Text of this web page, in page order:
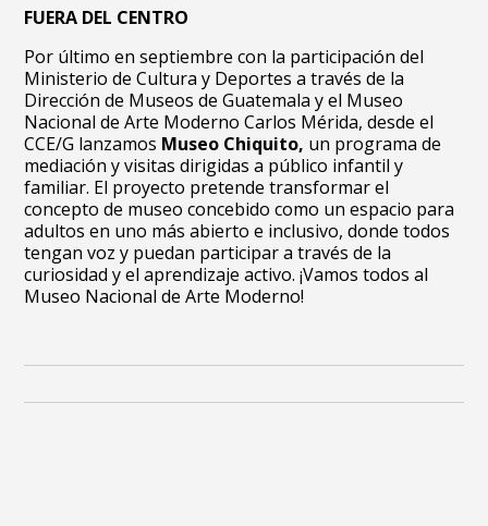
FUERA DEL CENTRO
Por último en septiembre con la participación del
Ministerio de Cultura y Deportes a través de la
Dirección de Museos de Guatemala y el Museo
Nacional de Arte Moderno Carlos Mérida, desde el
CCE/G lanzamos Museo Chiquito, un programa de
mediación y visitas dirigidas a público infantil y
familiar. El proyecto pretende transformar el
concepto de museo concebido como un espacio para
adultos en uno más abierto e inclusivo, donde todos
tengan voz y puedan participar a través de la
curiosidad y el aprendizaje activo. ¡Vamos todos al
Museo Nacional de Arte Moderno!